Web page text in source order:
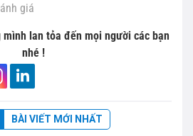
giá
lan tỏa đến mọi người các bạn
nhé !
BÀI VIẾT MỚI NHẤT